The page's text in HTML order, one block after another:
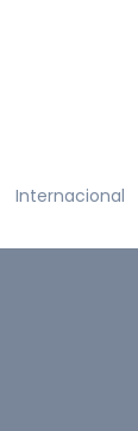
Internacional